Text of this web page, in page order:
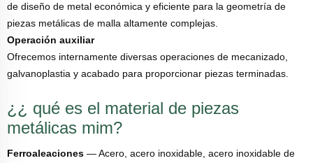
de diseño de metal económica y eficiente para la geometría de
piezas metálicas de malla altamente complejas.
Operación auxiliar
Ofrecemos internamente diversas operaciones de mecanizado,
galvanoplastia y acabado para proporcionar piezas terminadas.
¿¿ qué es el material de piezas
metálicas mim?
Ferroaleaciones — Acero, acero inoxidable, acero inoxidable de